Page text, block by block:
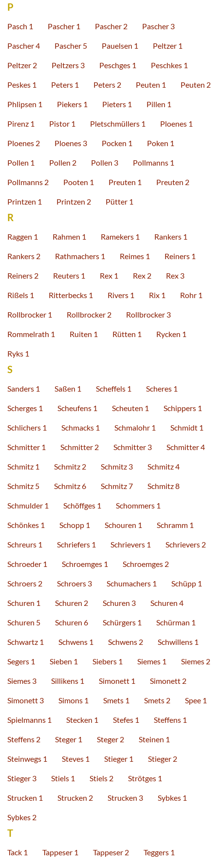
P
Pasch 1 Pascher 1 Pascher 2 Pascher 3
Pascher 4 Pascher 5 Pauelsen 1 Peltzer 1
Peltzer 2 Peltzers 3 Peschges 1 Peschkes 1
Peskes 1 Peters 1 Peters 2 Peuten 1 Peuten 2
Phlipsen 1 Piekers 1 Pieters 1 Pillen 1
Pirenz 1 Pistor 1 Pletschmüllers 1 Ploenes 1
Ploenes 2 Ploenes 3 Pocken 1 Poken 1
Pollen 1 Pollen 2 Pollen 3 Pollmanns 1
Pollmanns 2 Pooten 1 Preuten 1 Preuten 2
Printzen 1 Printzen 2 Pütter 1
R
Raggen 1 Rahmen 1 Ramekers 1 Rankers 1
Rankers 2 Rathmachers 1 Reimes 1 Reiners 1
Reiners 2 Reuters 1 Rex 1 Rex 2 Rex 3
Rißels 1 Ritterbecks 1 Rivers 1 Rix 1 Rohr 1
Rollbrocker 1 Rollbrocker 2 Rollbrocker 3
Rommelrath 1 Ruiten 1 Rütten 1 Rycken 1
Ryks 1
S
Sanders 1 Saßen 1 Scheffels 1 Scheres 1
Scherges 1 Scheufens 1 Scheuten 1 Schippers 1
Schlichers 1 Schmacks 1 Schmalohr 1 Schmidt 1
Schmitter 1 Schmitter 2 Schmitter 3 Schmitter 4
Schmitz 1 Schmitz 2 Schmitz 3 Schmitz 4
Schmitz 5 Schmitz 6 Schmitz 7 Schmitz 8
Schmulder 1 Schöffges 1 Schommers 1
Schönkes 1 Schopp 1 Schouren 1 Schramm 1
Schreurs 1 Schriefers 1 Schrievers 1 Schrievers 2
Schroeder 1 Schroemges 1 Schroemges 2
Schroers 2 Schroers 3 Schumachers 1 Schüpp 1
Schuren 1 Schuren 2 Schuren 3 Schuren 4
Schuren 5 Schuren 6 Schürgers 1 Schürman 1
Schwartz 1 Schwens 1 Schwens 2 Schwillens 1
Segers 1 Sieben 1 Siebers 1 Siemes 1 Siemes 2
Siemes 3 Sillikens 1 Simonett 1 Simonett 2
Simonett 3 Simons 1 Smets 1 Smets 2 Spee 1
Spielmanns 1 Stecken 1 Stefes 1 Steffens 1
Steffens 2 Steger 1 Steger 2 Steinen 1
Steinwegs 1 Steves 1 Stieger 1 Stieger 2
Stieger 3 Stiels 1 Stiels 2 Strötges 1
Strucken 1 Strucken 2 Strucken 3 Sybkes 1
Sybkes 2
T
Tack 1 Tappeser 1 Tappeser 2 Teggers 1